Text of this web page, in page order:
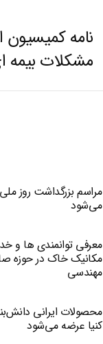
مشکلات بیمه
می‌شود
معرفی توانمندی ها و
مکانیک خاک در حوزه
مهندسی
محصولات ایرانی
کنیا عرضه می‌شود